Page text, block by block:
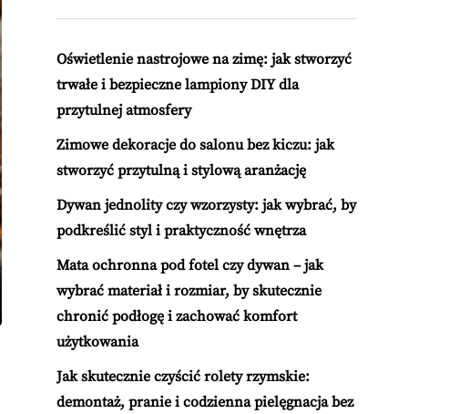
Oświetlenie nastrojowe na zimę: jak stworzyć
trwałe i bezpieczne lampiony DIY dla
przytulnej atmosfery
Zimowe dekoracje do salonu bez kiczu: jak
stworzyć przytulną i stylową aranżację
Dywan jednolity czy wzorzysty: jak wybrać, by
podkreślić styl i praktyczność wnętrza
Mata ochronna pod fotel czy dywan – jak
wybrać materiał i rozmiar, by skutecznie
chronić podłogę i zachować komfort
użytkowania
Jak skutecznie czyścić rolety rzymskie:
demontaż, pranie i codzienna pielęgnacja bez